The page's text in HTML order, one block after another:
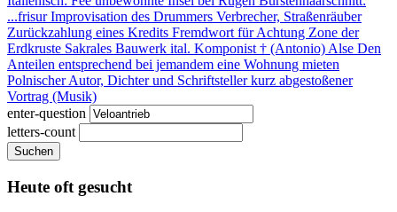
...frisurImprovisation des Drummers Verbrecher, Straßenräuber
Zurückzahlung eines Kredits Fremdwort für Achtung Zone der
Erdkruste Sakrales Bauwerk ital. Komponist † (Antonio)Alse Den
Anteilen entsprechend bei jemandem eine Wohnung mieten
Polnischer Autor, Dichter und Schriftstellerkurz abgestoßener
Vortrag (Musik)
enter-question
letters-count
Suchen
Heute oft gesucht